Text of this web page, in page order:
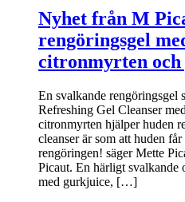
Nyhet från M
rengöringsgel
citronmyrten
En svalkande rengöringsgel
Refreshing Gel Cleanser
citronmyrten hjälper huden
cleanser är som att huden
rengöringen! säger Mette
Picaut. En härligt svalkande
med gurkjuice, […]